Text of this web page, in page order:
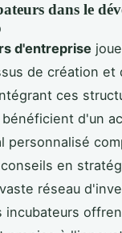
dans le
d'entreprise
de création et
ces
d'un
personnalisé
en
réseau
incubateurs